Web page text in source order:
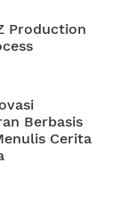
Production
Berbasis
Cerita